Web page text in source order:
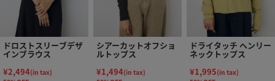
ドロストスリーブデザ
インブラウス
¥2,494(in tax)
シアーカットオフショ
ルトップス
¥1,494(in tax)
ドライタッチ ヘンリー
ネックトップス
¥1,995(in tax)